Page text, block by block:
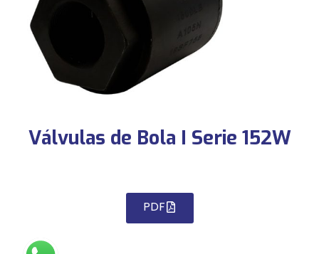
Válvulas de Bola I Serie 152W
PDF